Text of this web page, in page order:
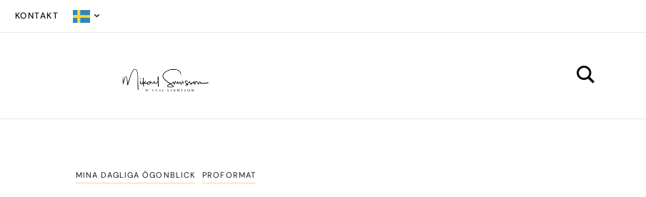
KONTAKT
MINA DAGLIGA ÖGONBLICK PROFORMAT